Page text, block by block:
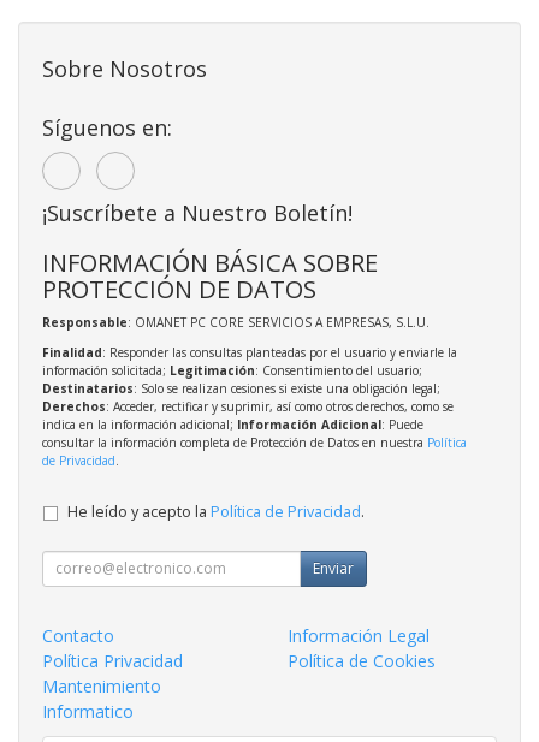
Sobre Nosotros
Síguenos en:
¡Suscríbete a Nuestro Boletín!
INFORMACIÓN BÁSICA SOBRE
PROTECCIÓN DE DATOS
Responsable: OMANET PC CORE SERVICIOS A EMPRESAS, S.L.U.
Finalidad: Responder las consultas planteadas por el usuario y enviarle la
información solicitada; Legitimación: Consentimiento del usuario;
Destinatarios: Solo se realizan cesiones si existe una obligación legal;
Derechos: Acceder, rectificar y suprimir, así como otros derechos, como se
indica en la información adicional; Información Adicional: Puede
consultar la información completa de Protección de Datos en nuestra Política
de Privacidad
He leído y acepto la Política de Privacidad.
Enviar
Contacto
Información Legal
Política Privacidad
Política de Cookies
Mantenimiento
Informatico